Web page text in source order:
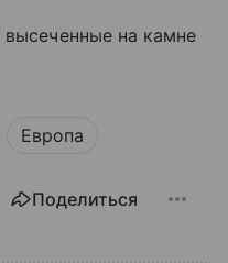
высеченные на камне
Европа
Поделиться